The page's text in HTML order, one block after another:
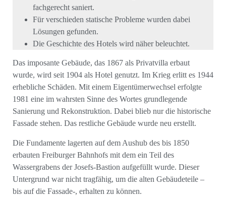
fachgerecht saniert.
Für verschieden statische Probleme wurden dabei
Lösungen gefunden.
Die Geschichte des Hotels wird näher beleuchtet.
Das imposante Gebäude, das 1867 als Privatvilla erbaut
wurde, wird seit 1904 als Hotel genutzt. Im Krieg erlitt es 1944
erhebliche Schäden. Mit einem Eigentümerwechsel erfolgte
1981 eine im wahrsten Sinne des Wortes grundlegende
Sanierung und Rekonstruktion. Dabei blieb nur die historische
Fassade stehen. Das restliche Gebäude wurde neu erstellt.
Die Fundamente lagerten auf dem Aushub des bis 1850
erbauten Freiburger Bahnhofs mit dem ein Teil des
Wassergrabens der Josefs-Bastion aufgefüllt wurde. Dieser
Untergrund war nicht tragfähig, um die alten Gebäudeteile –
bis auf die Fassade-, erhalten zu können.